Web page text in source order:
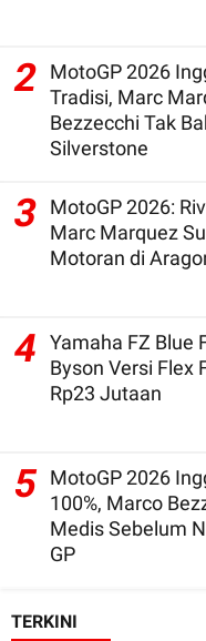
2
MotoGP 2026
Tradisi, Marc
Bezzecchi Tak
Silverstone
3
MotoGP 2026:
Marc Marquez
Motoran di
4
Yamaha FZ Blue
Byson Versi Flex
Rp23 Jutaan
5 MotoGP 2026
100%, Marco
Medis Sebelum
GP
TERKINI